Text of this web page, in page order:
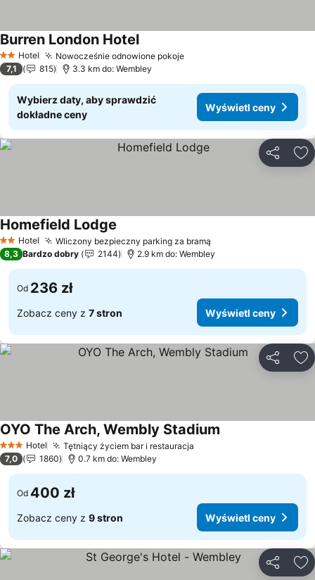
2 Kategoria
Hotel Nowocześnie odnowione pokojeWyświetl ceny
Burren London HotelWyświetl ceny
7,1 815 3.3 km do: Wembley
Wybierz daty, aby sprawdzić
dokładne ceny
Wyświetl ceny
2 Kategoria
Hotel Wliczony bezpieczny parking za bramą
Homefield Lodge
8,3 Bardzo dobry 2144 2.9 km do: Wembley
Od 236 zł
Zobacz ceny z 7 stron Wyświetl ceny
3 Kategoria
Hotel Tętniący życiem bar i restauracja
OYO The Arch, Wembly Stadium
7,0 1860 0.7 km do: Wembley
Od 400 zł
Zobacz ceny z 9 stron Wyświetl ceny